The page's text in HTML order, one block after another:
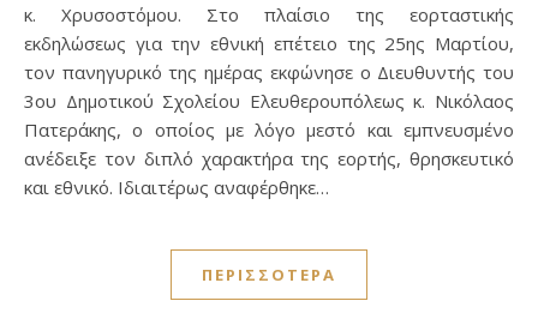
κ. Χρυσοστόμου. Στο πλαίσιο της εορταστικής
εκδηλώσεως για την εθνική επέτειο της 25ης Μαρτίου,
τον πανηγυρικό της ημέρας εκφώνησε ο Διευθυντής του
3ου Δημοτικού Σχολείου Ελευθερουπόλεως κ. Νικόλαος
Πατεράκης, ο οποίος με λόγο μεστό και εμπνευσμένο
ανέδειξε τον διπλό χαρακτήρα της εορτής, θρησκευτικό
και εθνικό. Ιδιαιτέρως αναφέρθηκε…
ΠΕΡΙΣΣΌΤΕΡΑ